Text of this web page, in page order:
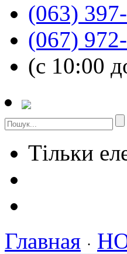
(063)
(067)
(с 10:00
Тільки
Главная ·